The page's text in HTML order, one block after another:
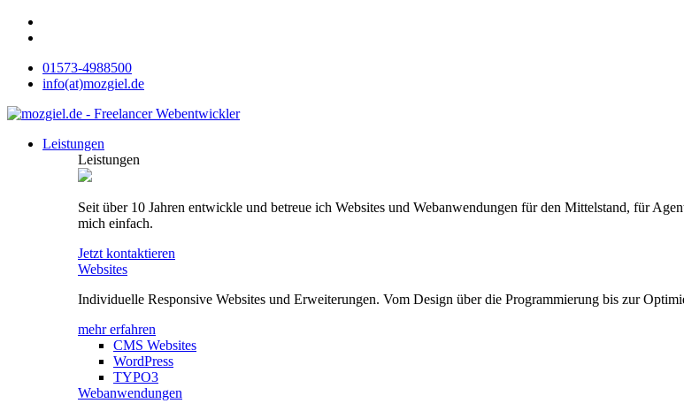
Zum
Inhalt
01573-4988500
info(at)mozgiel.de
Leistungen
Leistungen
Seit über 10 Jahren entwickle und betreue ich Websites und Webanwendungen für den Mittelstand, für
mich einfach.
Jetzt kontaktieren
Websites
Individuelle Responsive Websites und Erweiterungen. Vom Design über die Programmierung bis zur
mehr erfahren
CMS Websites
WordPress
TYPO3
Webanwendungen